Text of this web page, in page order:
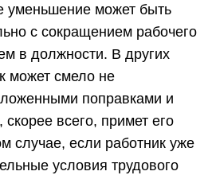
уменьшение может быть
с сокращением рабочего
в должности. В других
может смело не
поправками и
всего, примет его
случае, если работник уже
условия трудового